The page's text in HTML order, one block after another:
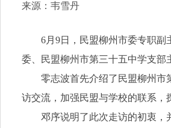
来源：韦雪丹
6月9日，民盟柳州市委专职
委、民盟柳州市第三十五中学支部
零志波首先介绍了民盟柳州市
访交流，加强民盟与学校的联系
邓序说明了此次走访的初衷，